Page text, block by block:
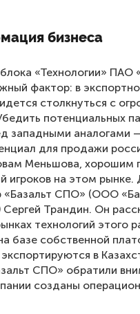
бизнеса
«Технологии» ПАО
фактор: в
столкнуться с
потенциальных
западными аналогами
для продажи
Меньшова, хорошим
игроков на этом рынке.
«Базальт СПО» (ООО
Трандин. Он
технологий этого
базе собственной
в
СПО» обратили
созданы